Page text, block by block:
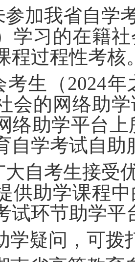
参加我省自学
学习的在籍
程过程性考核
考生（2024
会的网络助
络助学平台
自学考试自助
大自考生接受
供助学课程
试环节助学平
学疑问，可拨